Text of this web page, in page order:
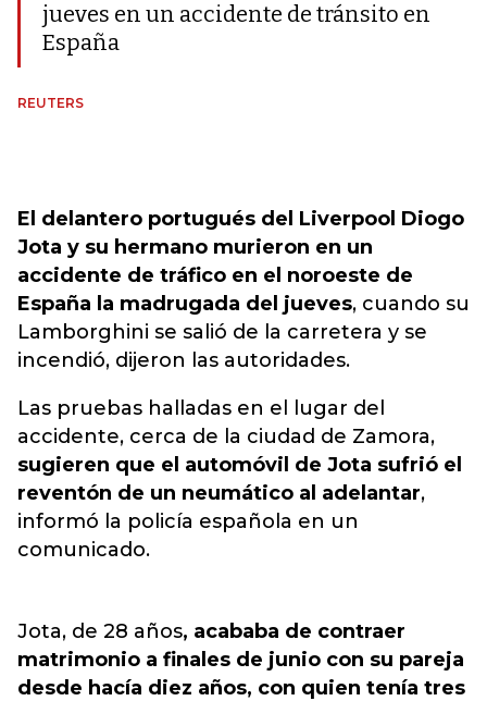
jueves en un accidente de tránsito en
España
REUTERS
El delantero portugués del Liverpool Diogo
Jota y su hermano murieron en un
accidente de tráfico en el noroeste de
España la madrugada del jueves, cuando su
Lamborghini se salió de la carretera y se
incendió, dijeron las autoridades.
Las pruebas halladas en el lugar del
accidente, cerca de la ciudad de Zamora,
sugieren que el automóvil de Jota sufrió el
reventón de un neumático al adelantar,
informó la policía española en un
comunicado.
Jota, de 28 años, acababa de contraer
matrimonio a finales de junio con su pareja
desde hacía diez años, con quien tenía tres